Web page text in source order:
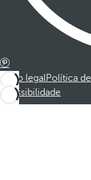
Aviso legalPolítica
Acessibilidade